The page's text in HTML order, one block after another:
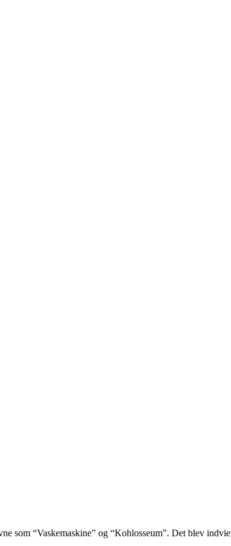
som “Vaskemaskine” og “Kohlosseum”. Det blev